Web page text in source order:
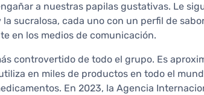
a nuestras papilas gustativas. Le
sucralosa, cada uno con un perfil de
en los medios de comunicación.
controvertido de todo el grupo. Es
en miles de productos en todo el
En 2023, la Agencia